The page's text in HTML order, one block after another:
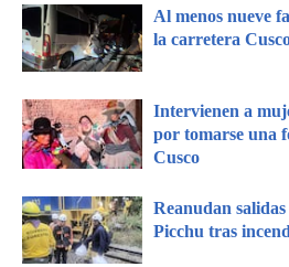
Al menos nueve
la carretera
Intervienen a
por tomarse una
Cusco
Reanudan
Picchu tras